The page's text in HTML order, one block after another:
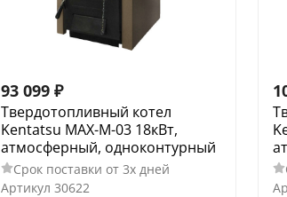
93 099 ₽
Твердотопливный котел
Kentatsu MAX-M-03 18кВт,
атмосферный, одноконтурный
Срок поставки от 3х дней
Артикул 30622